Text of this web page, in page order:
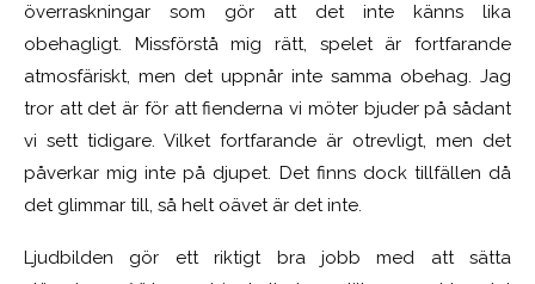
överraskningar som gör att det inte känns lika
obehagligt. Missförstå mig rätt, spelet är fortfarande
atmosfäriskt, men det uppnår inte samma obehag. Jag
tror att det är för att fienderna vi möter bjuder på sådant
vi sett tidigare. Vilket fortfarande är otrevligt, men det
påverkar mig inte på djupet. Det finns dock tillfällen då
det glimmar till, så helt oävet är det inte.
Ljudbilden gör ett riktigt bra jobb med att sätta